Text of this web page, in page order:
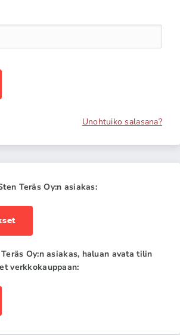
Unohtuiko salasana?
Teräs Oy:n asiakas:
Oy:n asiakas, haluan avata tilin
verkkokauppaan: